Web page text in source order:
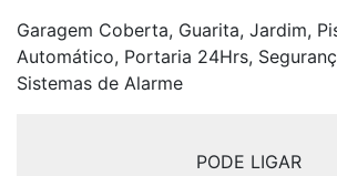
PODE LIGAR
Garagem Coberta, Guarita, Jardim,
Automático, Portaria 24Hrs,
Sistemas de Alarme